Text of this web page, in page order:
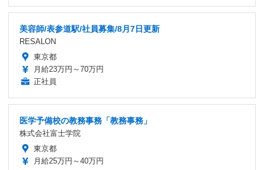
美容師/表参道駅/社員募集/8月7日更新
RESALON
東京都
月給23万円～70万円
正社員
医学予備校の教務事務「教務事務」
株式会社富士学院
東京都
月給25万円～40万円